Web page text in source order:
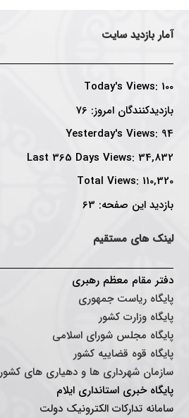
آمار بازدید سایت
Today's Views: 100
بازدیدکنندگان امروز: 76
Yesterday's Views: 94
Last 365 Days Views: 34,832
Total Views: 110,320
بازدید این صفحه: 63
لینک های مستقیم
دفتر مقام معظم رهبری
پایگاه ریاست جمهوری
پایگاه وزارت کشور
پایگاه مجلس شورای اسلامی
پایگاه قوه قضاییه کشور
سازمان شهرداری ها و دهیاری های کشور
پایگاه خبری استانداری ایلام
سامانه تدارکات الکترونیک دولت